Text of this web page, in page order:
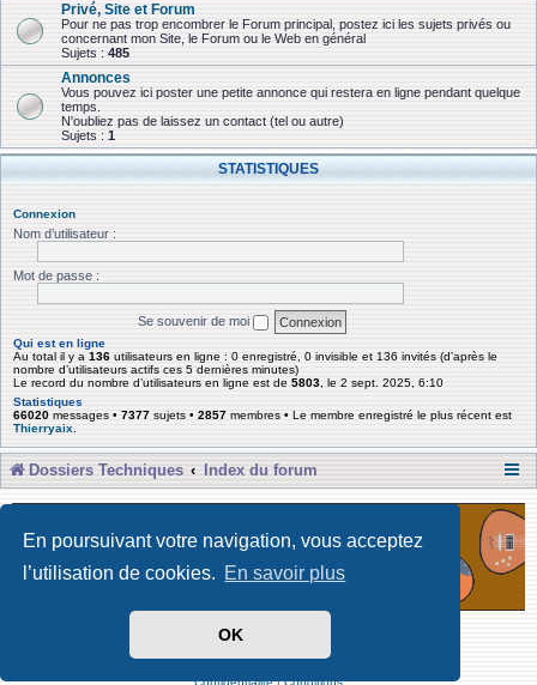
En poursuivant votre navigation, vous acceptez
l’utilisation de cookies. En savoir plus
OK
Privé, Site et Forum
Pour ne pas trop encombrer le Forum principal, postez ici les sujets privés ou
concernant mon Site, le Forum ou le Web en général
Sujets : 485
Annonces
Vous pouvez ici poster une petite annonce qui restera en ligne pendant quelque
temps.
N'oubliez pas de laissez un contact (tel ou autre)
Sujets : 1
STATISTIQUES
Connexion
Nom d’utilisateur :
Mot de passe :
Se souvenir de moi
Qui est en ligne
Au total il y a 136 utilisateurs en ligne : 0 enregistré, 0 invisible et 136 invités (d’après le
nombre d’utilisateurs actifs ces 5 dernières minutes)
Le record du nombre d’utilisateurs en ligne est de 5803 , le 2 sept. 2025, 6:10
Statistiques
66020 messages • 7377 sujets • 2857 membres • Le membre enregistré le plus récent est
Thierryaix
Dossiers Techniques Index du forum
Développé par Forum Software © phpBB Limited
Traduit par phpBB-fr
Confidentialité|Conditions